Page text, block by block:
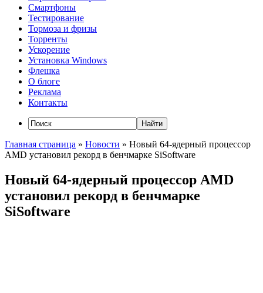
Смартфоны
Тестирование
Тормоза и фризы
Торренты
Ускорение
Установка Windows
Флешка
О блоге
Реклама
Контакты
Главная страница » Новости » Новый 64-ядерный процессор
AMD установил рекорд в бенчмарке SiSoftware
Новый 64-ядерный процессор AMD
установил рекорд в бенчмарке
SiSoftware